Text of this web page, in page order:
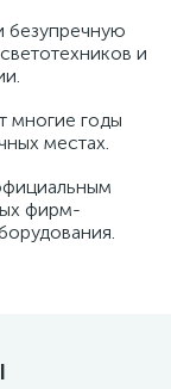
безупречную
и
многие годы
местах.
фирм-